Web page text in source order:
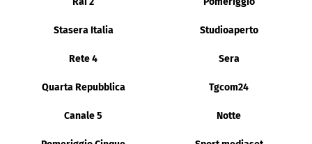
Stasera Italia Studioaperto
Rete 4 Sera
Quarta Repubblica Tgcom24
Canale 5 Notte